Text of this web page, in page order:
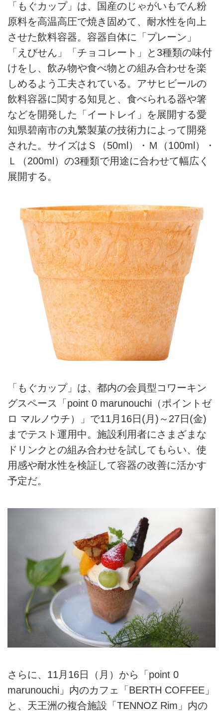
「もぐカップ」は、国産のじゃがいもでん粉
原料を高温高圧で焼き固めて、耐水性を向上
させた飲料容器。容器自体に「プレーン」
「えびせん」「チョコレート」と3種類の味付
けをし、飲み物や食べ物との組み合わせを楽
しめるよう工夫されている。アサヒビールの
飲料容器に関する知見と、食べられる器や箸
などを開発した「イートレイ」を展開する愛
知県碧南市の丸繁製菓の技術力によって開発
された。サイズはＳ（50ml）・Ｍ（100ml）・
Ｌ（200ml）の3種類で用途に合わせて幅広く
展開する。
「もぐカップ」は、都内の会員型コワーキン
グスペース「point 0 marunouchi（ポイントゼ
ロ マルノウチ）」で11月16日(月)～27日(金)
までテスト運用中。施設利用者にさまざまな
ドリンクとの組み合わせを試してもらい、使
用感や耐水性を検証して容器の改善に活かす
予定だ。
さらに、11月16日（月）から「point 0
marunouchi」内のカフェ「BERTH COFFEE」
と、天王洲の複合施設「TENNOZ Rim」内の